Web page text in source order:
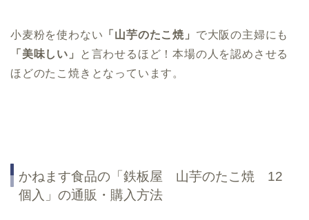
小麦粉を使わない 「山芋のたこ焼」 で大阪の主婦にも
「美味しい」
と言わせるほど！本場の人を認めさせる
ほどのたこ焼きとなっています。
かねます食品の「鉄板屋 山芋のたこ焼 12
個入」の通販・購入方法